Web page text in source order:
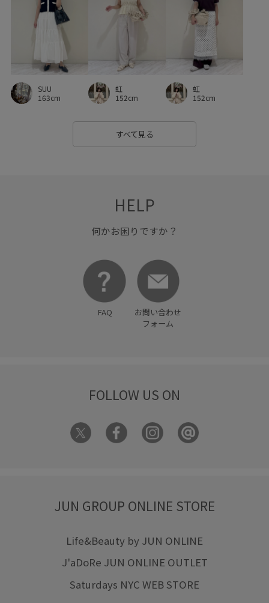
SUU
163cm
虹
152cm
虹
152cm
すべて見る
HELP
何かお困りですか？
FAQ
お問い合わせ
フォーム
FOLLOW US ON
JUN GROUP ONLINE STORE
Life&Beauty by JUN ONLINE
J'aDoRe JUN ONLINE OUTLET
Saturdays NYC WEB STORE